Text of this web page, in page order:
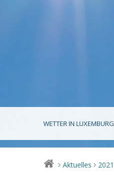
WETTER IN LUXEMBURG
> Aktuelles > 2021